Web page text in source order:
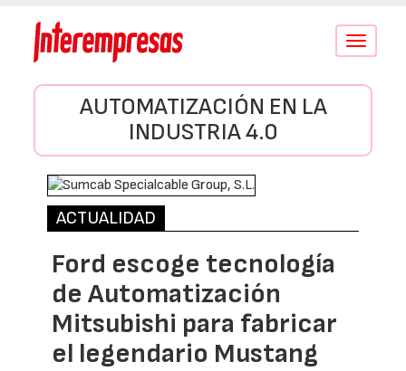
Conmutar
AUTOMATIZACIÓN EN LA
INDUSTRIA 4.0
ACTUALIDAD
Ford escoge tecnología
de Automatización
Mitsubishi para fabricar
el legendario Mustang